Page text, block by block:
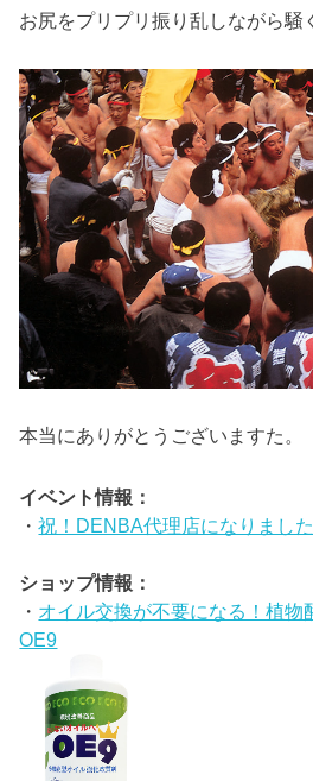
お尻をプリプリ振り乱しながら騒
本当にありがとうございますた。
イベント情報：
・祝！DENBA代理店になりました
ショップ情報：
・ オイル交換が不要になる！植物
OE9